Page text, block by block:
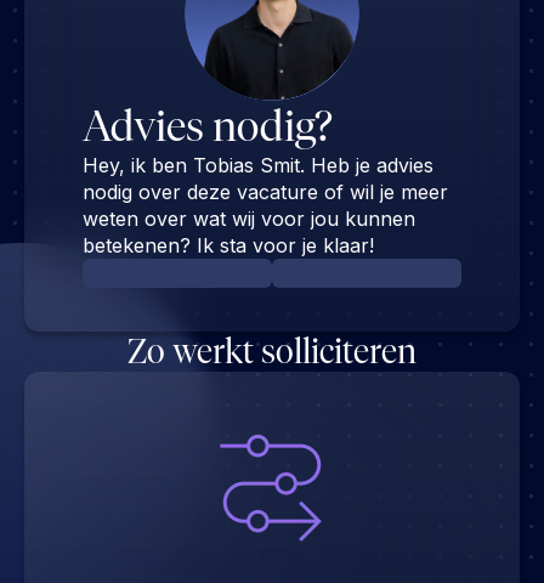
Advies nodig?
Hey, ik ben Tobias Smit. Heb je advies
nodig over deze vacature of wil je meer
weten over wat wij voor jou kunnen
betekenen? Ik sta voor je klaar!
Zo werkt solliciteren